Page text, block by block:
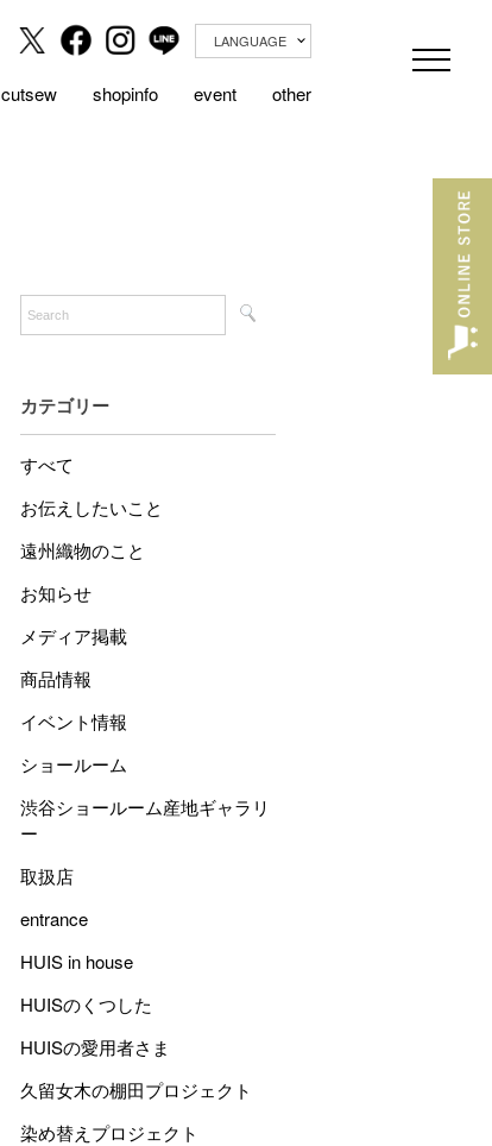
LANGUAGE
cutsew shopinfo event other
カテゴリー
すべて
お伝えしたいこと
遠州織物のこと
お知らせ
メディア掲載
商品情報
イベント情報
ショールーム
渋谷ショールーム産地ギャラリ
ー
取扱店
entrance
HUIS in house
HUISのくつした
HUISの愛用者さま
久留女木の棚田プロジェクト
染め替えプロジェクト